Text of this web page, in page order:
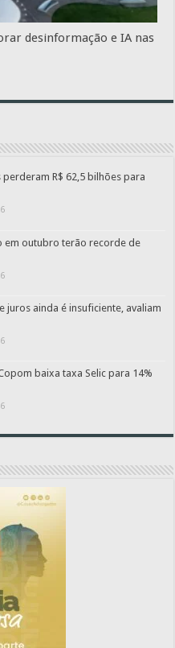
desinformação e IA nas
R$ 62,5 bilhões para
em outubro terão recorde de
juros ainda é insuficiente, avaliam
baixa taxa Selic para 14%